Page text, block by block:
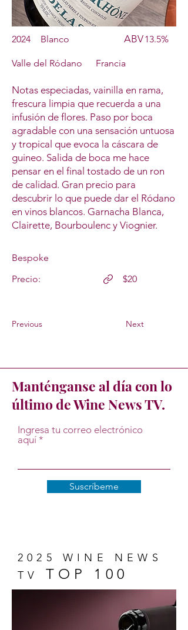
2024 Blanco 13.5%
ABV
Valle del Ródano Francia
Notas especiadas, vainilla en rama,
frescura limpia que recuerda a una
infusión de flores. Paso por boca
agradable con una sensación untuosa
y tropical que evoca la cáscara de
guineo. Salida de boca me hace
pensar en el final tostado de un ron
de calidad. Gran precio para
descubrir lo que puede dar el Ródano
en vinos blancos. Garnacha Blanca,
Clairette, Bourboulenc y Viognier.
Bespoke
Precio:
Previous
$20
Next
Manténganse al día con lo
último de Wine News TV.
Ingresa tu correo electrónico
aquí
Suscríbeme
2025 WINE NEWS
TV TOP 100